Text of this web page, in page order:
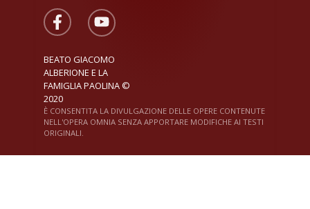
BEATO GIACOMO
ALBERIONE E LA
FAMIGLIA PAOLINA ©
2020
È CONSENTITA LA DIVULGAZIONE DELLE OPERE CONTENUTE
NELL'OPERA OMNIA SENZA APPORTARE MODIFICHE AI TESTI
ORIGINALI.